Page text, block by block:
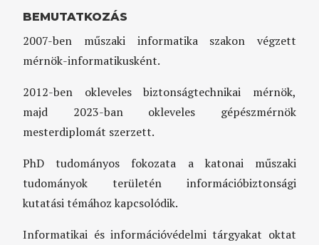
BEMUTATKOZÁS
2007-ben műszaki informatika szakon végzett
mérnök-informatikusként.
2012-ben okleveles biztonságtechnikai mérnök,
majd 2023-ban okleveles gépészmérnök
mesterdiplomát szerzett.
PhD tudományos fokozata a katonai műszaki
tudományok területén információbiztonsági
kutatási témához kapcsolódik.
Informatikai és információvédelmi tárgyakat oktat